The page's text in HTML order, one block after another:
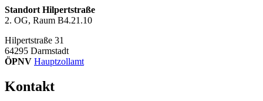
Standort Hilpertstraße
2. OG, Raum B4.21.10
Hilpertstraße 31
64295 Darmstadt
ÖPNV Hauptzollamt
Kontakt